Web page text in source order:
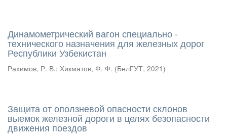
Динамометрический вагон специально -
технического назначения для железных дорог
Республики Узбекистан
Рахимов, Р. В.; Хикматов, Ф. Ф. (БелГУТ, 2021)
Защита от оползневой опасности склонов
выемок железной дороги в целях безопасности
движения поездов